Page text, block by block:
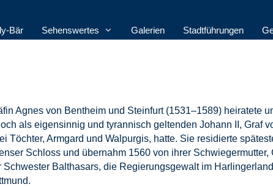
Bär Sehenswertes Galerien Stadtführungen
Agnes von Bentheim und Steinfurt (1531–1589) heiratete
als eigensinnig und tyrannisch geltenden Johann II, Graf
Töchter, Armgard und Walpurgis, hatte. Sie residierte
Schloss und übernahm 1560 von ihrer Schwiegermutter,
Schwester Balthasars, die Regierungsgewalt im